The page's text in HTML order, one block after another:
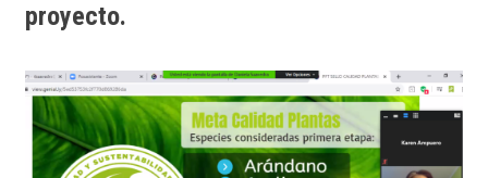
proyecto.